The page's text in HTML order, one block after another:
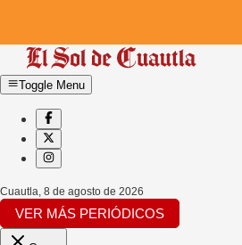
Toggle Menu
Cuautla, 8 de agosto de 2026
VER MÁS PERIÓDICOS